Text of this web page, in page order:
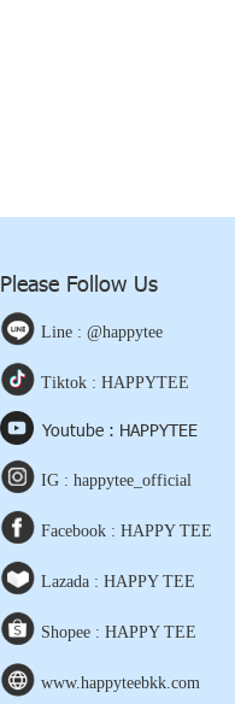
Please Follow Us
Line : @happytee
Tiktok : HAPPYTEE
Youtube : HAPPYTEE
IG : happytee_official
Facebook : HAPPY TEE
Lazada : HAPPY TEE
Shopee : HAPPY TEE
www.happyteebkk.com